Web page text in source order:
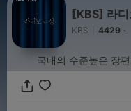
[KBS] 라디
KBS 4429 -
국내의 수준높은 장